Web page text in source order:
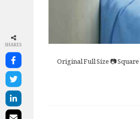
Full Size📷 Square
SHARES